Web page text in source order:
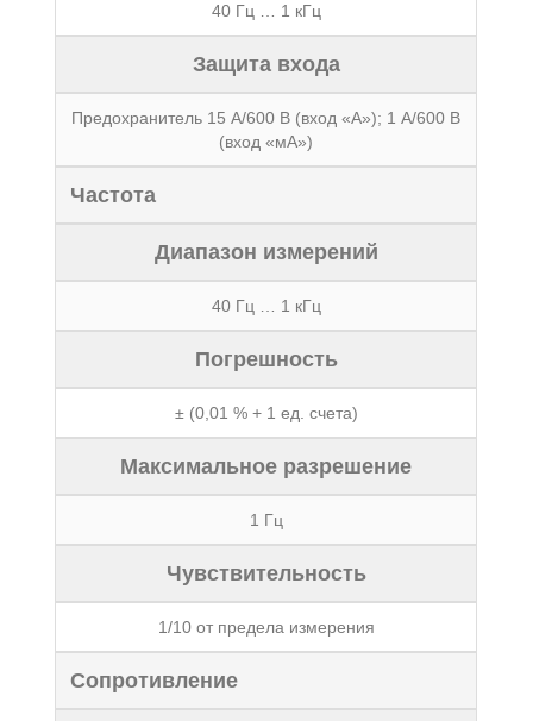
40 Гц … 1 кГц
Защита входа
Предохранитель 15 А/600 В (вход «А»); 1 А/600 В
(вход «мА»)
Частота
Диапазон измерений
40 Гц … 1 кГц
Погрешность
± (0,01 % + 1 ед. счета)
Максимальное разрешение
1 Гц
Чувствительность
1/10 от предела измерения
Сопротивление